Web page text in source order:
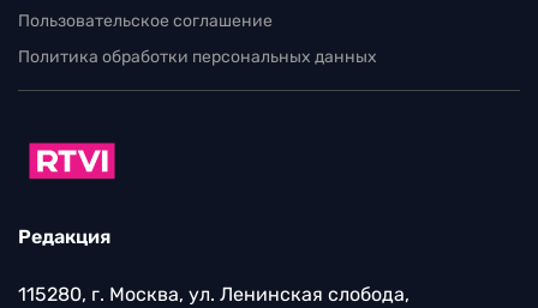
Пользовательское соглашение
Политика обработки персональных данных
Редакция
115280, г. Москва, ул. Ленинская слобода,